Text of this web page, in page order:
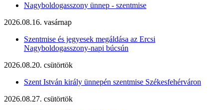
Nagyboldogasszony ünnep - szentmise
2026.08.16. vasárnap
Szentmise és jegyesek megáldása az Ercsi
Nagyboldogasszony-napi búcsún
2026.08.20. csütörtök
Szent István király ünnepén szentmise Székesfehérváron
2026.08.27. csütörtök